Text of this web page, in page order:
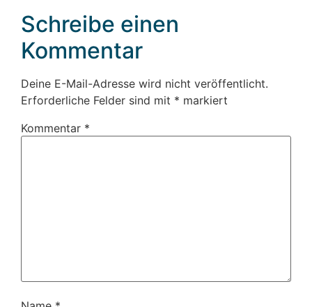
Schreibe einen
Kommentar
Deine E-Mail-Adresse wird nicht veröffentlicht.
Erforderliche Felder sind mit * markiert
Kommentar *